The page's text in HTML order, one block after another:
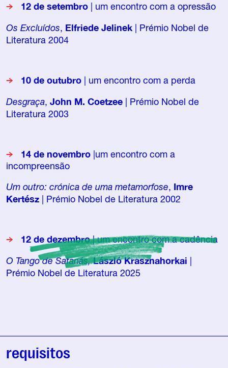
12 de setembro | um encontro com a opressão
Os Excluídos, Elfriede Jelinek | Prémio Nobel de
Literatura 2004
10 de outubro | um encontro com a perda
Desgraça, John M. Coetzee | Prémio Nobel de
Literatura 2003
14 de novembro |um encontro com a
incompreensão
Um outro: crónica de uma metamorfose, Imre
Kertész | Prémio Nobel de Literatura 2002
12 de dezembro| um encontro com a cadência
O Tango de Satanás,László Krasznahorkai |
Prémio Nobel de Literatura 2025
requisitos